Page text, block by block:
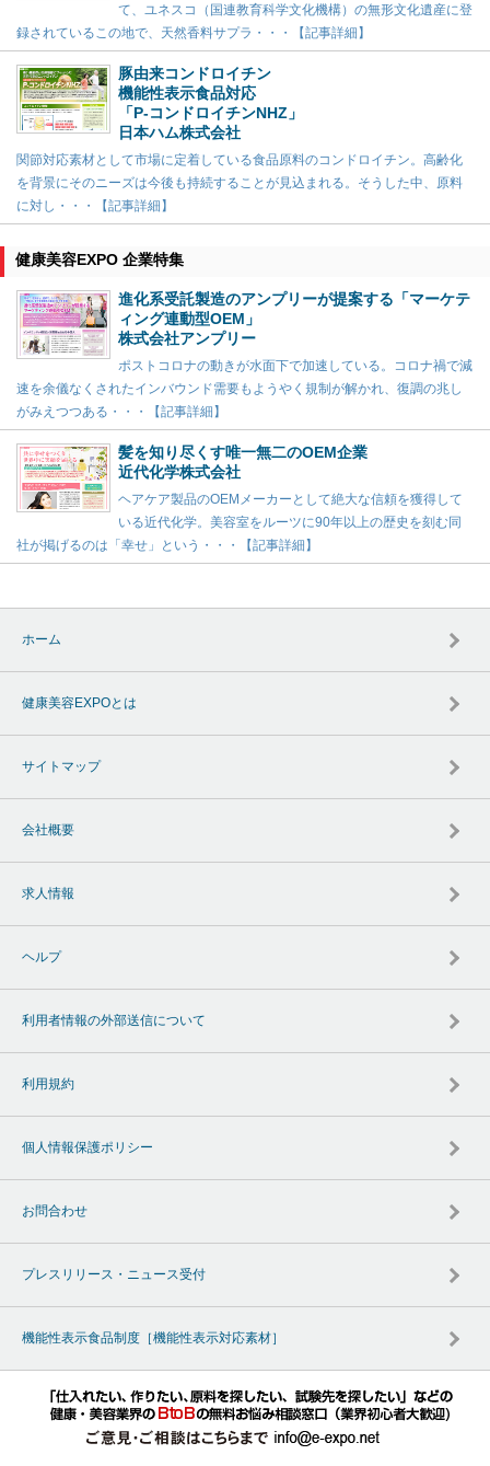
て、ユネスコ（国連教育科学文化機構）の無形文化遺産に登
録されているこの地で、天然香料サプラ・・・【記事詳細】
豚由来コンドロイチン
機能性表示食品対応
「P-コンドロイチンNHZ」
日本ハム株式会社
関節対応素材として市場に定着している食品原料のコンドロイチン。高齢化
を背景にそのニーズは今後も持続することが見込まれる。そうした中、原料
に対し・・・【記事詳細】
健康美容EXPO 企業特集
進化系受託製造のアンプリーが提案する「マーケテ
ィング連動型OEM」
株式会社アンプリー
ポストコロナの動きが水面下で加速している。コロナ禍で減
速を余儀なくされたインバウンド需要もようやく規制が解かれ、復調の兆し
がみえつつある・・・【記事詳細】
髪を知り尽くす唯一無二のOEM企業
近代化学株式会社
ヘアケア製品のOEMメーカーとして絶大な信頼を獲得して
いる近代化学。美容室をルーツに90年以上の歴史を刻む同
社が掲げるのは「幸せ」という・・・【記事詳細】
ホーム
健康美容EXPOとは
サイトマップ
会社概要
求人情報
ヘルプ
利用者情報の外部送信について
利用規約
個人情報保護ポリシー
お問合わせ
プレスリリース・ニュース受付
機能性表示食品制度［機能性表示対応素材］